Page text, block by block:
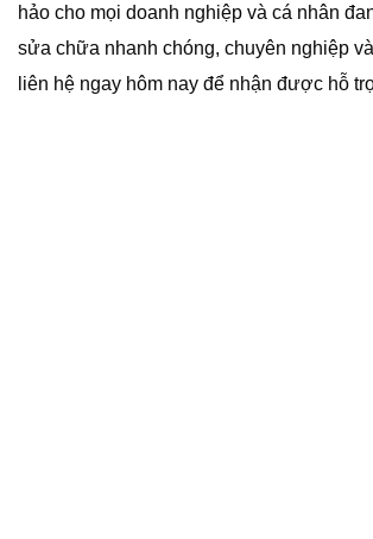
hảo cho mọi doanh nghiệp và cá nhân
sửa chữa nhanh chóng, chuyên nghiệp
liên hệ ngay hôm nay để nhận được hỗ